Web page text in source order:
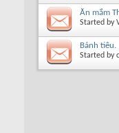
Ăn mắm
Started by
Bánh tiêu.
Started by